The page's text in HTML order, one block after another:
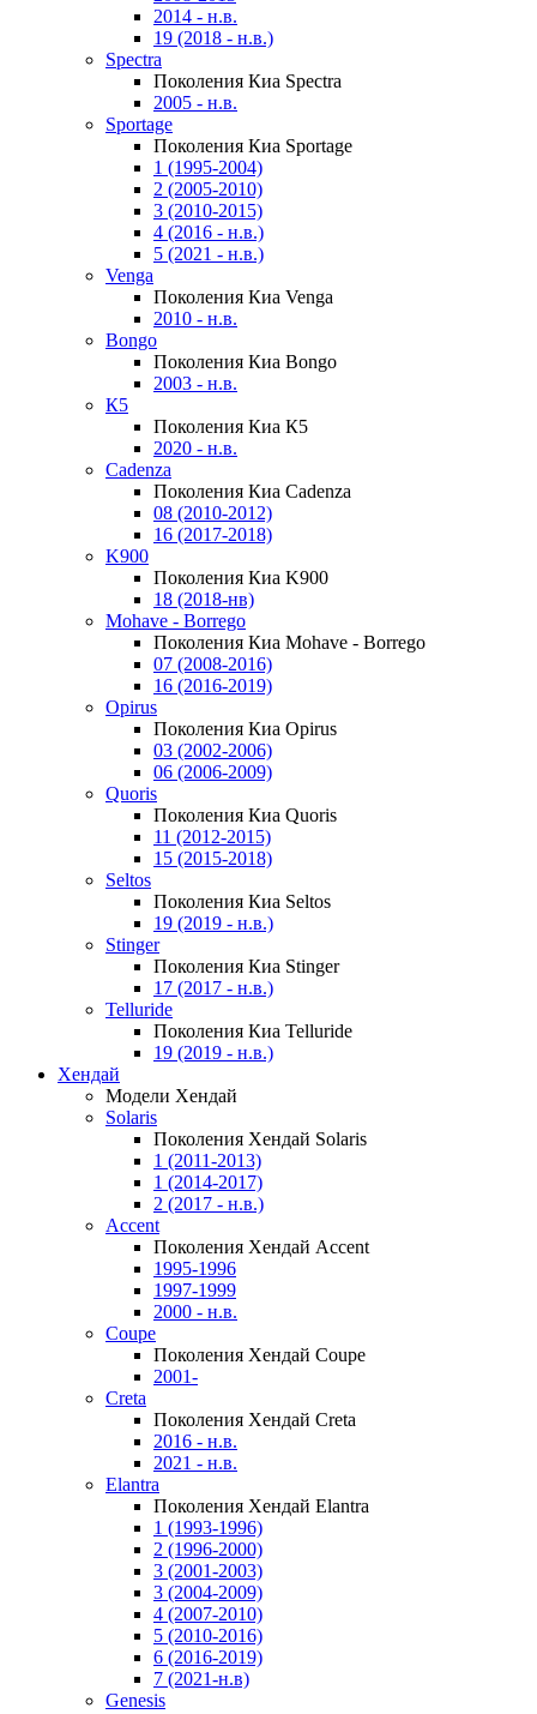
2014 - н.в.
19 (2018 - н.в.)
Spectra
Поколения Киа Spectra
2005 - н.в.
Sportage
Поколения Киа Sportage
1 (1995-2004)
2 (2005-2010)
3 (2010-2015)
4 (2016 - н.в.)
5 (2021 - н.в.)
Venga
Поколения Киа Venga
2010 - н.в.
Bongo
Поколения Киа Bongo
2003 - н.в.
К5
Поколения Киа К5
2020 - н.в.
Cadenza
Поколения Киа Cadenza
08 (2010-2012)
16 (2017-2018)
K900
Поколения Киа K900
18 (2018-нв)
Mohave - Borrego
Поколения Киа Mohave - Borrego
07 (2008-2016)
16 (2016-2019)
Opirus
Поколения Киа Opirus
03 (2002-2006)
06 (2006-2009)
Quoris
Поколения Киа Quoris
11 (2012-2015)
15 (2015-2018)
Seltos
Поколения Киа Seltos
19 (2019 - н.в.)
Stinger
Поколения Киа Stinger
17 (2017 - н.в.)
Telluride
Поколения Киа Telluride
19 (2019 - н.в.)
Хендай
Модели Хендай
Solaris
Поколения Хендай Solaris
1 (2011-2013)
1 (2014-2017)
2 (2017 - н.в.)
Accent
Поколения Хендай Accent
1995-1996
1997-1999
2000 - н.в.
Coupe
Поколения Хендай Coupe
2001-
Creta
Поколения Хендай Creta
2016 - н.в.
2021 - н.в.
Elantra
Поколения Хендай Elantra
1 (1993-1996)
2 (1996-2000)
3 (2001-2003)
3 (2004-2009)
4 (2007-2010)
5 (2010-2016)
6 (2016-2019)
7 (2021-н.в)
Genesis